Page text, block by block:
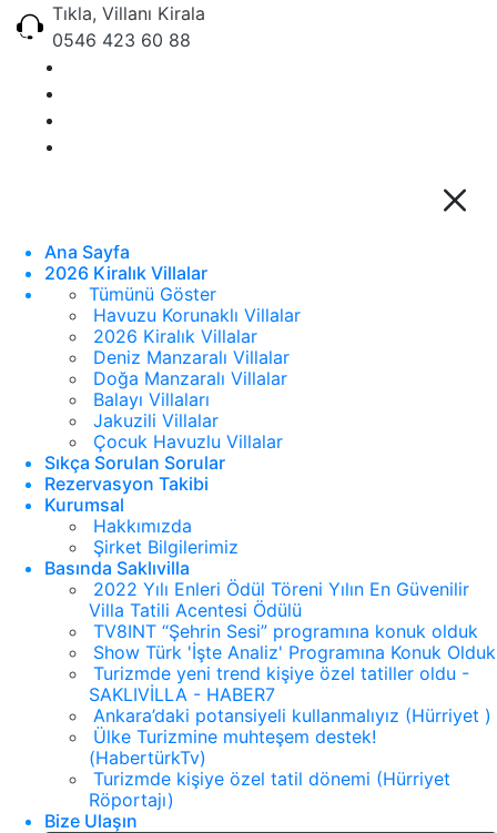
Tıkla, Villanı Kirala
0546 423 60 88
Ana Sayfa
2026 Kiralık Villalar
Tümünü Göster
Havuzu Korunaklı Villalar
2026 Kiralık Villalar
Deniz Manzaralı Villalar
Doğa Manzaralı Villalar
Balayı Villaları
Jakuzili Villalar
Çocuk Havuzlu Villalar
Sıkça Sorulan Sorular
Rezervasyon Takibi
Kurumsal
Hakkımızda
Şirket Bilgilerimiz
Basında Saklıvilla
2022 Yılı Enleri Ödül Töreni Yılın En Güvenilir
Villa Tatili Acentesi Ödülü
TV8INT “Şehrin Sesi” programına konuk olduk
Show Türk 'İşte Analiz' Programına Konuk Olduk
Turizmde yeni trend kişiye özel tatiller oldu -
SAKLIVİLLA - HABER7
Ankara’daki potansiyeli kullanmalıyız (Hürriyet )
Ülke Turizmine muhteşem destek!
(HabertürkTv)
Turizmde kişiye özel tatil dönemi (Hürriyet
Röportajı)
Bize Ulaşın